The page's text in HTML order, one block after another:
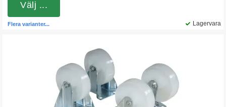
Lagervara
Flera varianter...
Välj ...